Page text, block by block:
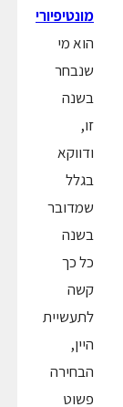
מונטיפיורי
הוא מי
שנבחר
בשנה
זו,
ודווקא
בגלל
שמדובר
בשנה
כל כך
קשה
לתעשיית
היין,
הבחירה
פשוט